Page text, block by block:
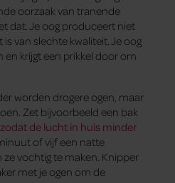
oorzaak van tranende
dat. Je oog produceert niet
van slechte kwaliteit. Je oog
krijgt een prikkel door om
worden drogere ogen, maar
Zet bijvoorbeeld een bak
zodat de lucht in huis minder
of vijf een natte
vochtig te maken. Knipper
met je ogen om de